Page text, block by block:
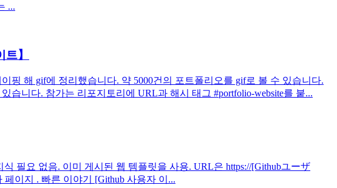
...
】
핑 해 gif에 정리했습니다. 약 5000건의 포트폴리오를 gif로 볼 수 있습니다.
니다. 참가는 리포지토리에 URL과 해시 태그 #portfolio-website를 붙...
필요 없음. 이미 게시된 웹 템플릿을 사용. URL은 https://[Githubユーザ
이지 . 빠른 이야기 [Github 사용자 이...